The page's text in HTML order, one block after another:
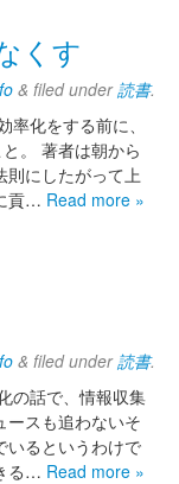
くす
& filed under読書.
化をする前に、
。 著者は朝から
にしたがって上
貢… Read more »
& filed under読書.
の話で、情報収集
ースも追わないそ
いるというわけで
る… Read more »